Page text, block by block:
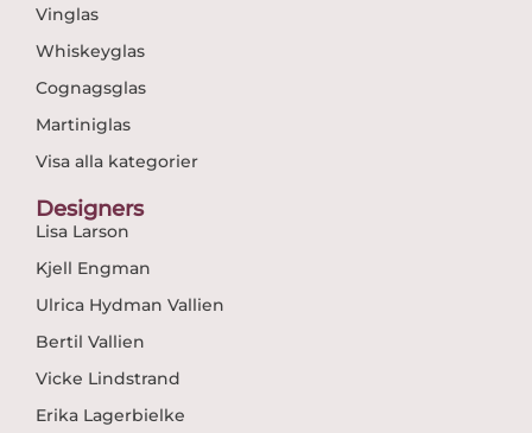
Vinglas
Whiskeyglas
Cognagsglas
Martiniglas
Visa alla kategorier
Designers
Lisa Larson
Kjell Engman
Ulrica Hydman Vallien
Bertil Vallien
Vicke Lindstrand
Erika Lagerbielke